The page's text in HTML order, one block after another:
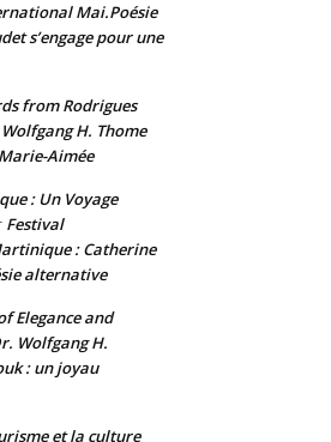
Mai.Poésie
s’engage pour une
from Rodrigues
H. Thome
Aimée
: Un Voyage
Festival
: Catherine
alternative
Elegance and
Wolfgang H.
: un joyau
et la culture